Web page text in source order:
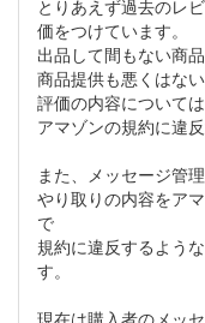
とりあえず過去のレ
価をつけています。
出品して間もない商
商品提供も悪くはな
評価の内容について
アマゾンの規約に違
また、メッセージ管
やり取りの内容をア
で
規約に違反するよう
す。